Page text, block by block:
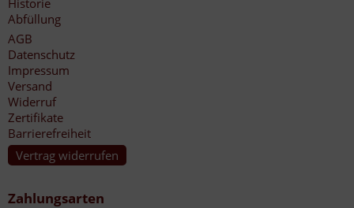
Historie
Abfüllung
AGB
Datenschutz
Impressum
Versand
Widerruf
Zertifikate
Barrierefreiheit
Vertrag widerrufen
Zahlungsarten